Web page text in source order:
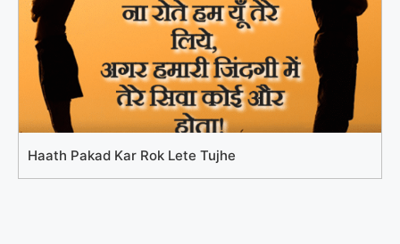
Haath Pakad Kar Rok Lete Tujhe